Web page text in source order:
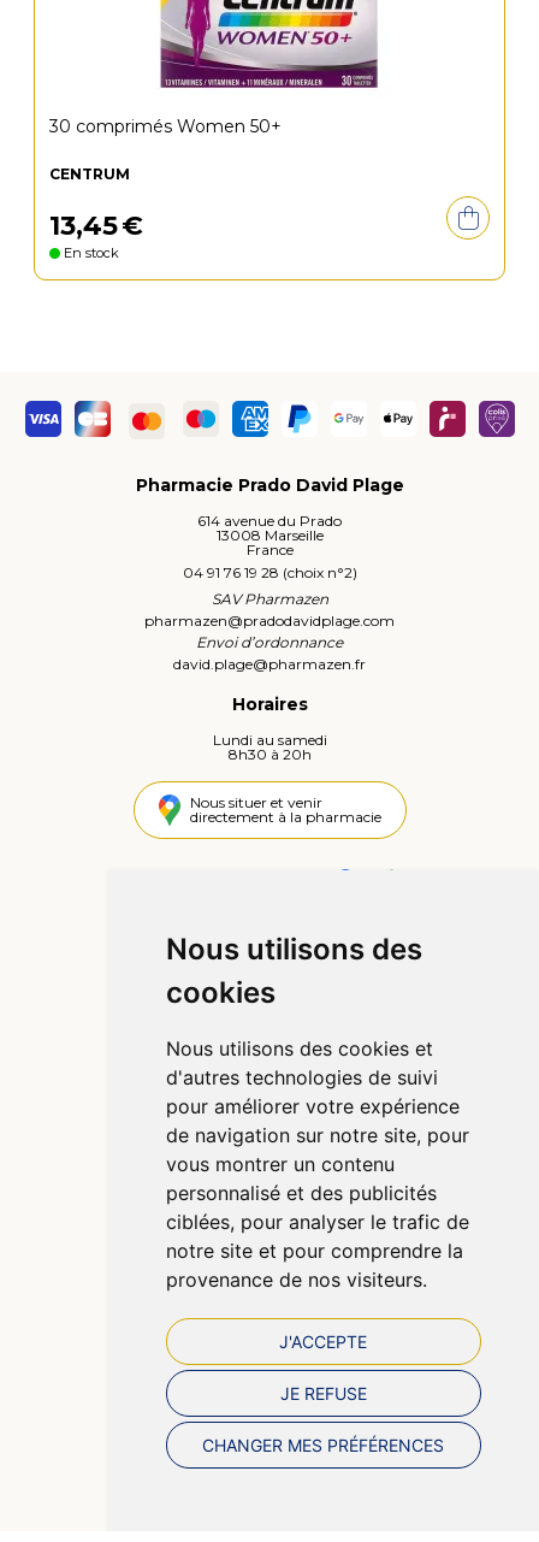
Nous utilisons des
cookies
Nous utilisons des cookies et
d'autres technologies de suivi
pour améliorer votre expérience
de navigation sur notre site, pour
vous montrer un contenu
personnalisé et des publicités
ciblées, pour analyser le trafic de
notre site et pour comprendre la
provenance de nos visiteurs.
J'ACCEPTE
JE REFUSE
CHANGER MES PRÉFÉRENCES
30 comprimés Women 50+
CENTRUM
13,45€
En stock
Pharmacie Prado David Plage
614 avenue du Prado
13008 Marseille
France
04 91 76 19 28 (choix n°2)
SAV Pharmazen
pharmazen@pradodavidplage.com
Envoi d’ordonnance
david.plage@pharmazen.fr
Horaires
Lundi au samedi
8h30 à 20h
Nous situer et venir
directement à la pharmacie
Informations
Qui sommes-nous ?
Déclarer un effet indésirable
Mentions légales
CGV
Données personnelles
Cookies
Préférences Cookies